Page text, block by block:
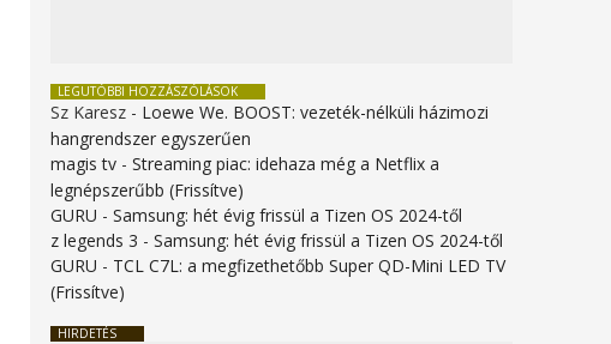
LEGUTÓBBI HOZZÁSZÓLÁSOK
Sz Karesz - Loewe We. BOOST: vezeték-nélküli házimozi
hangrendszer egyszerűen
magis tv -Streaming piac: idehaza még a Netflix a
legnépszerűbb (Frissítve)
GURU -Samsung: hét évig frissül a Tizen OS 2024-től
z legends 3 -Samsung: hét évig frissül a Tizen OS 2024-től
GURU - TCL C7L: a megfizethetőbb Super QD-Mini LED TV
(Frissítve)
HIRDETÉS